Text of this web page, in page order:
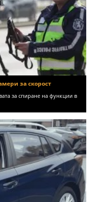
за скорост
за спиране на функции в